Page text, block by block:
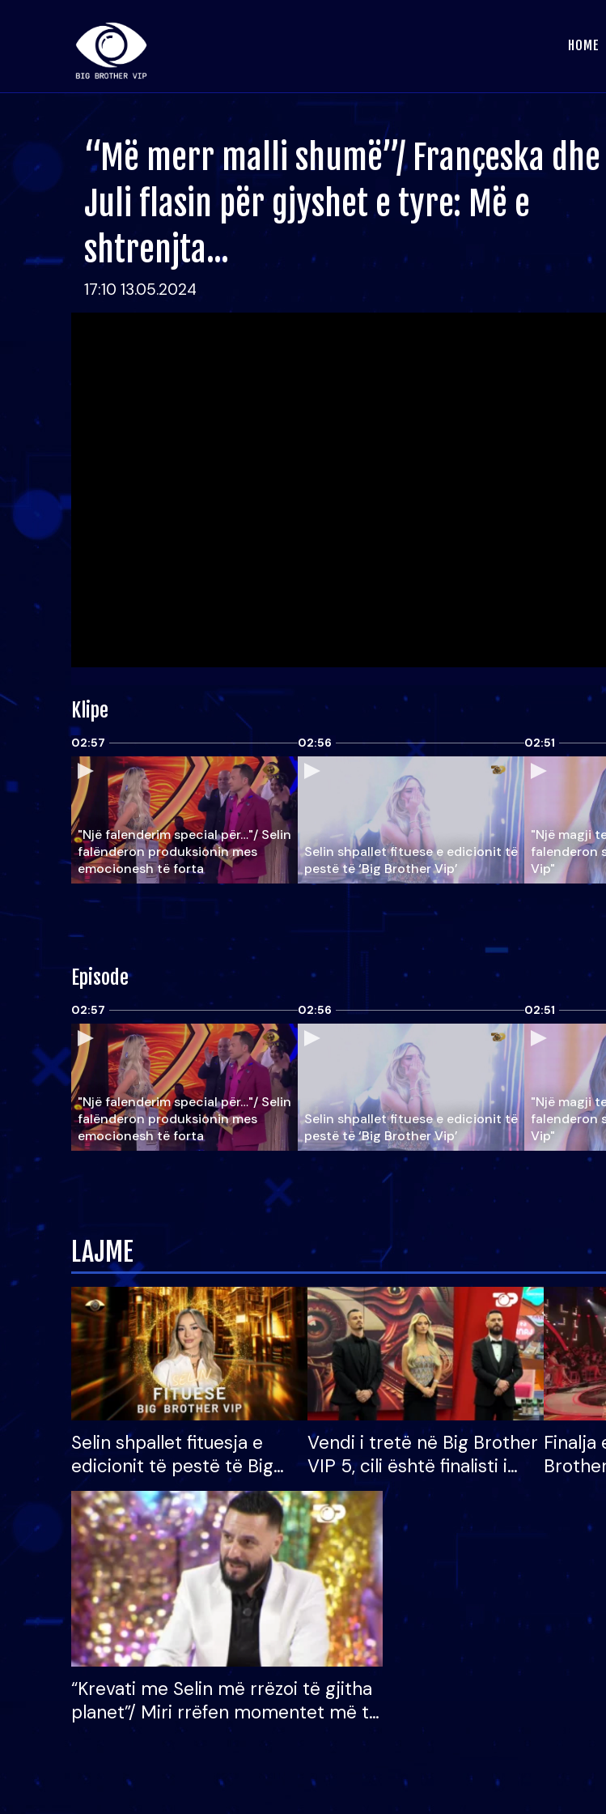
HOME
“Më merr malli shumë”/ Françeska dhe
Juli flasin për gjyshet e tyre: Më e
shtrenjta...
17:10 13.05.2024
Klipe
02:57
"Një falenderim special për…"/ Selin
falënderon produksionin mes
emocionesh të forta
02:56
Selin shpallet fituese e edicionit të
pestë të ‘Big Brother Vip’
02:51
"Një magji
falenderon
Vip"
Episode
02:57
"Një falenderim special për…"/ Selin
falënderon produksionin mes
emocionesh të forta
02:56
Selin shpallet fituese e edicionit të
pestë të ‘Big Brother Vip’
02:51
"Një magji
falenderon
Vip"
LAJME
Selin shpallet fituesja e
edicionit të pestë të Big
Brother VIP, rrëmben
çmimin e madh prej 100
mijë eurosh
Vendi i tretë në Big Brother
VIP 5, cili është finalisti i
radhës që lë shtëpinë
Finalja
dhe
të
“Krevati me Selin më rrëzoi të gjitha
planet”/ Miri rrëfen momentet më të
bukura në shtëpinë e BB VIP: Do më